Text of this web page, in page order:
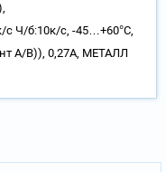
с Ч/б:10к/с, -45…+60°С,
А/В)), 0,27А, МЕТАЛЛ